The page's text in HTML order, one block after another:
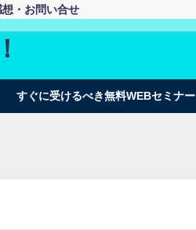
想・お問い合せ
すぐに受けるべき無料WEBセミナー